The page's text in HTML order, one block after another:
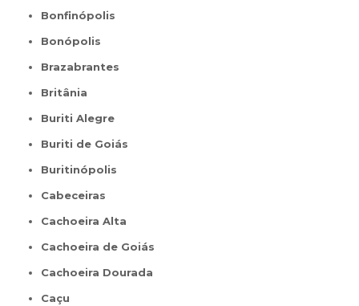
Bonfinópolis
Bonópolis
Brazabrantes
Britânia
Buriti Alegre
Buriti de Goiás
Buritinópolis
Cabeceiras
Cachoeira Alta
Cachoeira de Goiás
Cachoeira Dourada
Caçu